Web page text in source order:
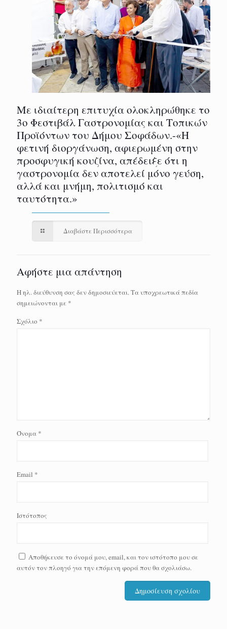
Με ιδιαίτερη επιτυχία ολοκληρώθηκε το
3ο Φεστιβάλ Γαστρονομίας και Τοπικών
Προϊόντων του Δήμου Σοφάδων.-«Η
φετινή διοργάνωση, αφιερωμένη στην
προσφυγική κουζίνα, απέδειξε ότι η
γαστρονομία δεν αποτελεί μόνο γεύση,
αλλά και μνήμη, πολιτισμό και
ταυτότητα.»
Διαβάστε Περισσότερα
Αφήστε μια απάντηση
Η ηλ. διεύθυνση σας δεν δημοσιεύεται.Τα υποχρεωτικά πεδία
σημειώνονται με *
Σχόλιο *
Όνομα *
Email *
Ιστότοπος
Αποθήκευσε το όνομά μου, email, και τον ιστότοπο μου σε
αυτόν τον πλοηγό για την επόμενη φορά που θα σχολιάσω.